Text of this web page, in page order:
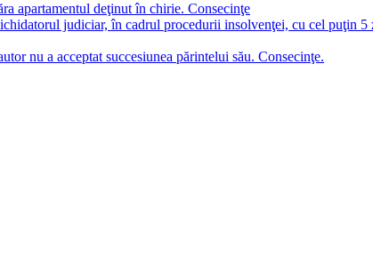
apartamentul deţinut în chirie. Consecinţe
judiciar, în cadrul procedurii insolvenţei, cu cel puţin
nu a acceptat succesiunea părintelui său. Consecinţe.